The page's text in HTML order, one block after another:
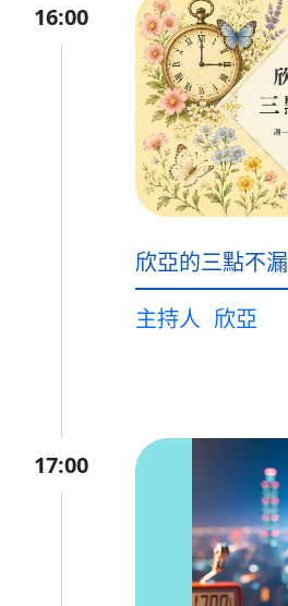
16:00
欣亞的三點不漏
主持人 欣亞
17:00